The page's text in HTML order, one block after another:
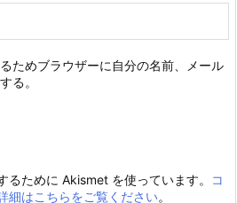
ためブラウザーに自分の名前、メール
る。
るために Akismet を使っています。
コ
細はこちらをご覧ください。